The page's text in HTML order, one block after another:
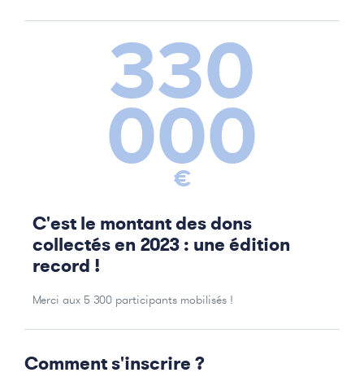
330
000
€
C'est le montant des dons
collectés en 2023 : une édition
record !
Merci aux 5 300 participants mobilisés !
Comment s'inscrire ?